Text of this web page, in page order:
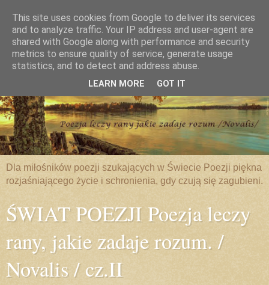
Dla miłośników poezji szukających w Świecie Poezji piękna
rozjaśniającego życie i schronienia, gdy czują się zagubieni.
ŚWIAT POEZJI Poezja leczy
rany, jakie zadaje rozum. /
Novalis / cz.II
This site uses cookies from Google to deliver its services
and to analyze traffic. Your IP address and user-agent are
shared with Google along with performance and security
metrics to ensure quality of service, generate usage
statistics, and to detect and address abuse.
LEARN MORE GOT IT